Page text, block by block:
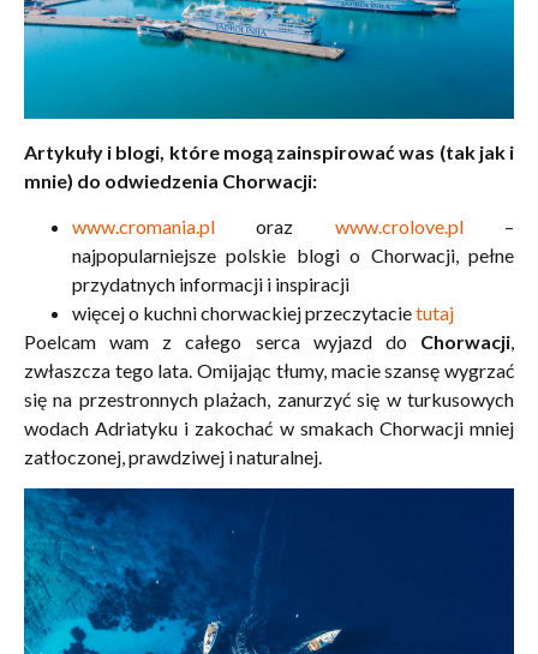
Artykuły i blogi, które mogą zainspirować was (tak jak i
mnie) do odwiedzenia Chorwacji:
www.cromania.pl oraz www.crolove.pl–
najpopularniejsze polskie blogi o Chorwacji, pełne
przydatnych informacji i inspiracji
więcej o kuchni chorwackiej przeczytacietutaj
Poelcam wam z całego serca wyjazd do Chorwacji,
zwłaszcza tego lata. Omijając tłumy, macie szansę wygrzać
się na przestronnych plażach, zanurzyć się w turkusowych
wodach Adriatyku i zakochać w smakach Chorwacji mniej
zatłoczonej, prawdziwej i naturalnej.